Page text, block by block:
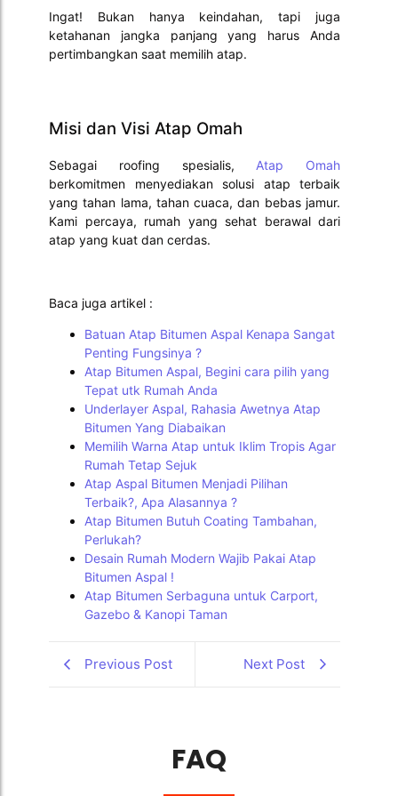
Ingat! Bukan hanya keindahan, tapi juga
ketahanan jangka panjang yang harus Anda
pertimbangkan saat memilih atap.
Misi dan Visi Atap Omah
Sebagai roofing spesialis, Atap Omah
berkomitmen menyediakan solusi atap terbaik
yang tahan lama, tahan cuaca, dan bebas jamur.
Kami percaya, rumah yang sehat berawal dari
atap yang kuat dan cerdas.
Baca juga artikel :
Batuan Atap Bitumen Aspal Kenapa Sangat
Penting Fungsinya ?
Atap Bitumen Aspal, Begini cara pilih yang
Tepat utk Rumah Anda
Underlayer Aspal, Rahasia Awetnya Atap
Bitumen Yang Diabaikan
Memilih Warna Atap untuk Iklim Tropis Agar
Rumah Tetap Sejuk
Atap Aspal Bitumen Menjadi Pilihan
Terbaik?, Apa Alasannya ?
Atap Bitumen Butuh Coating Tambahan,
Perlukah?
Desain Rumah Modern Wajib Pakai Atap
Bitumen Aspal !
Atap Bitumen Serbaguna untuk Carport,
Gazebo & Kanopi Taman
Previous Post Next Post
FAQ